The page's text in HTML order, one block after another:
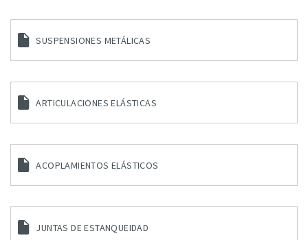
SUSPENSIONES METÁLICAS
ARTICULACIONES ELÁSTICAS
ACOPLAMIENTOS ELÁSTICOS
JUNTAS DE ESTANQUEIDAD